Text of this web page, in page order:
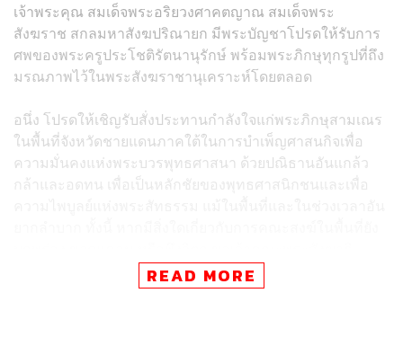
เจ้าพระคุณ สมเด็จพระอริยวงศาคตญาณ สมเด็จพระ
สังฆราช สกลมหาสังฆปริณายก มีพระบัญชาโปรดให้รับการ
ศพของพระครูประโชติรัตนานุรักษ์ พร้อมพระภิกษุทุกรูปที่ถึง
มรณภาพไว้ในพระสังฆราชานุเคราะห์โดยตลอด
อนึ่ง โปรดให้เชิญรับสั่งประทานกำลังใจแก่พระภิกษุสามเณร
ในพื้นที่จังหวัดชายแดนภาคใต้ในการบำเพ็ญศาสนกิจเพื่อ
ความมั่นคงแห่งพระบวรพุทธศาสนา ด้วยปณิธานอันแกล้ว
กล้าและอดทน เพื่อเป็นหลักชัยของพุทธศาสนิกชนและเพื่อ
การนำความแจ้งมหาเถรสมาคม สำหรับการดำเนินการ
แก้ไขป้องกันได้ทุกเมื่อ
READ MORE